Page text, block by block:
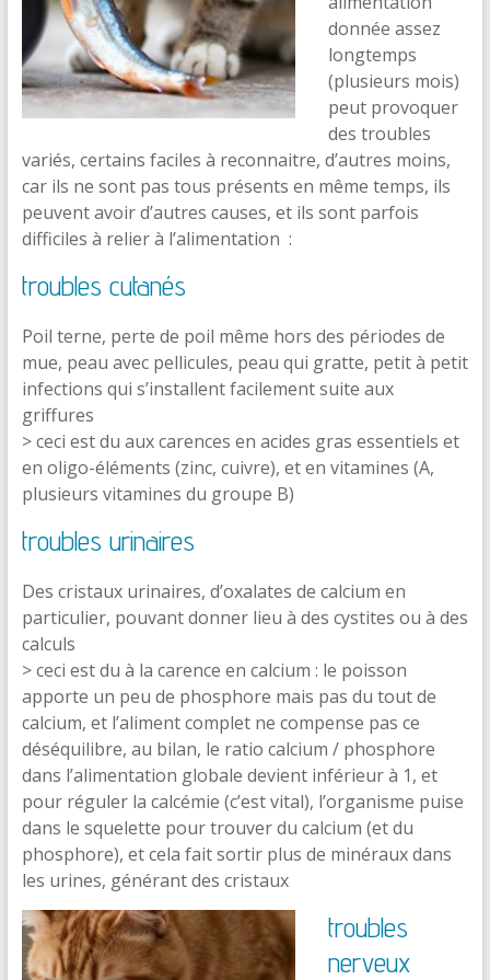
donnée assez
longtemps
(plusieurs mois)
peut provoquer
des troubles
variés, certains faciles à reconnaitre, d’autres moins,
car ils ne sont pas tous présents en même temps, ils
peuvent avoir d’autres causes, et ils sont parfois
difficiles à relier à l’alimentation :
troubles cutanés
Poil terne, perte de poil même hors des périodes de
mue, peau avec pellicules, peau qui gratte, petit à petit
infections qui s’installent facilement suite aux
griffures
> ceci est du aux carences en acides gras essentiels et
en oligo-éléments (zinc, cuivre), et en vitamines (A,
plusieurs vitamines du groupe B)
troubles urinaires
Des cristaux urinaires, d’oxalates de calcium en
particulier, pouvant donner lieu à des cystites ou à des
calculs
> ceci est du à la carence en calcium : le poisson
apporte un peu de phosphore mais pas du tout de
calcium, et l’aliment complet ne compense pas ce
déséquilibre, au bilan, le ratio calcium / phosphore
dans l’alimentation globale devient inférieur à 1, et
pour réguler la calcémie (c’est vital), l’organisme puise
dans le squelette pour trouver du calcium (et du
phosphore), et cela fait sortir plus de minéraux dans
les urines, générant des cristaux
troubles
nerveux